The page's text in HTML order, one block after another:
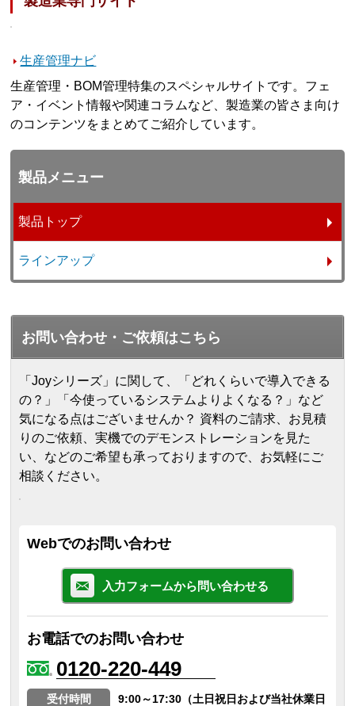
生産管理ナビ
生産管理・BOM管理特集のスペシャルサイトです。フェ
ア・イベント情報や関連コラムなど、製造業の皆さま向け
のコンテンツをまとめてご紹介しています。
製品メニュー
製品トップ
ラインアップ
お問い合わせ・ご依頼はこちら
「Joyシリーズ」に関して、「どれくらいで導入できる
の？」「今使っているシステムよりよくなる？」など
気になる点はございませんか？ 資料のご請求、お見積
りのご依頼、実機でのデモンストレーションを見た
い、などのご希望も承っておりますので、お気軽にご
相談ください。
Webでのお問い合わせ
入力フォームから問い合わせる
お電話でのお問い合わせ
0120-220-449
受付時間
9:00～17:30（土日祝日および当社休業日